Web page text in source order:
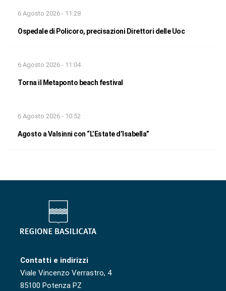
6 Agosto 2026 - 11:28
Ospedale di Policoro, precisazioni Direttori delle Uoc
6 Agosto 2026 - 11:04
Torna il Metaponto beach festival
6 Agosto 2026 - 10:52
Agosto a Valsinni con “L’Estate d’Isabella”
Contatti e indirizzi
Viale Vincenzo Verrastro, 4
85100 Potenza PZ